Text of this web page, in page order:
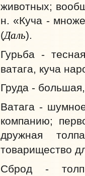
животных;
н. «Куча -
(Даль).
Гурьба -
ватага, куча
Груда -
Ватага -
компанию;
дружная
товарищество
Сброд -